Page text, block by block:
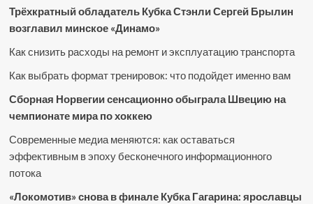
Трёхкратный обладатель Кубка Стэнли Сергей Брылин
возглавил минское «Динамо»
Как снизить расходы на ремонт и эксплуатацию транспорта
Как выбрать формат тренировок: что подойдет именно вам
Сборная Норвегии сенсационно обыграла Швецию на
чемпионате мира по хоккею
Современные медиа меняются: как оставаться
эффективным в эпоху бесконечного информационного
потока
«Локомотив» снова в финале Кубка Гагарина: ярославцы